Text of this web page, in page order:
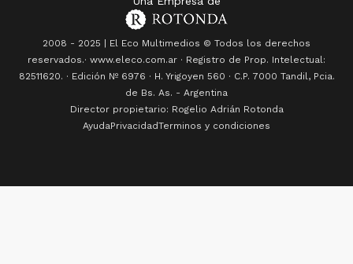
2008 - 2025 | El Eco Multimedios © Todos los derechos
reservados.· www.eleco.com.ar · Registro de Prop. Intelectual:
82511620. · Edición Nº 6976 · H. Yrigoyen 560 · C.P. 7000 Tandil, Pcia.
de Bs. As. - Argentina
Director propietario: Rogelio Adrián Rotonda
AyudaPrivacidadTerminos y condiciones